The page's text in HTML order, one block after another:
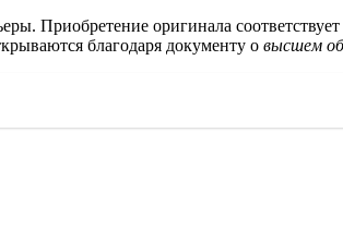
Приобретение оригинала соответствует
благодаря документу о высшем